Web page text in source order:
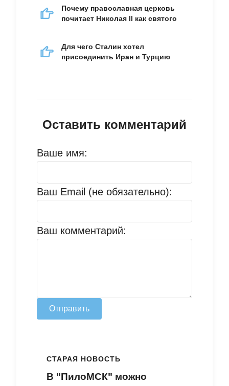
Почему православная церковь
почитает Николая II как святого
Для чего Сталин хотел
присоединить Иран и Турцию
Оставить комментарий
Ваше имя:
Ваш Email (не обязательно):
Ваш комментарий:
Отправить
СТАРАЯ НОВОСТЬ
В "ПилоМСК" можно